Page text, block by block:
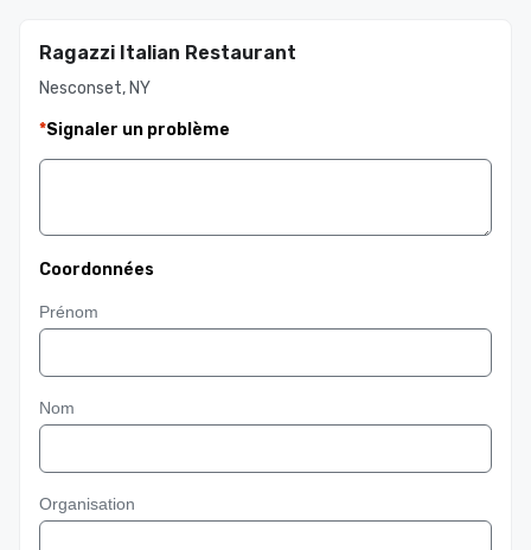
Ragazzi Italian Restaurant
Nesconset, NY
*Signaler un problème
Coordonnées
Prénom
Nom
Organisation